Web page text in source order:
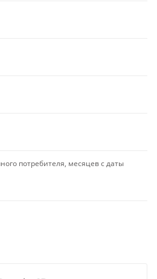
потребителя, месяцев с даты